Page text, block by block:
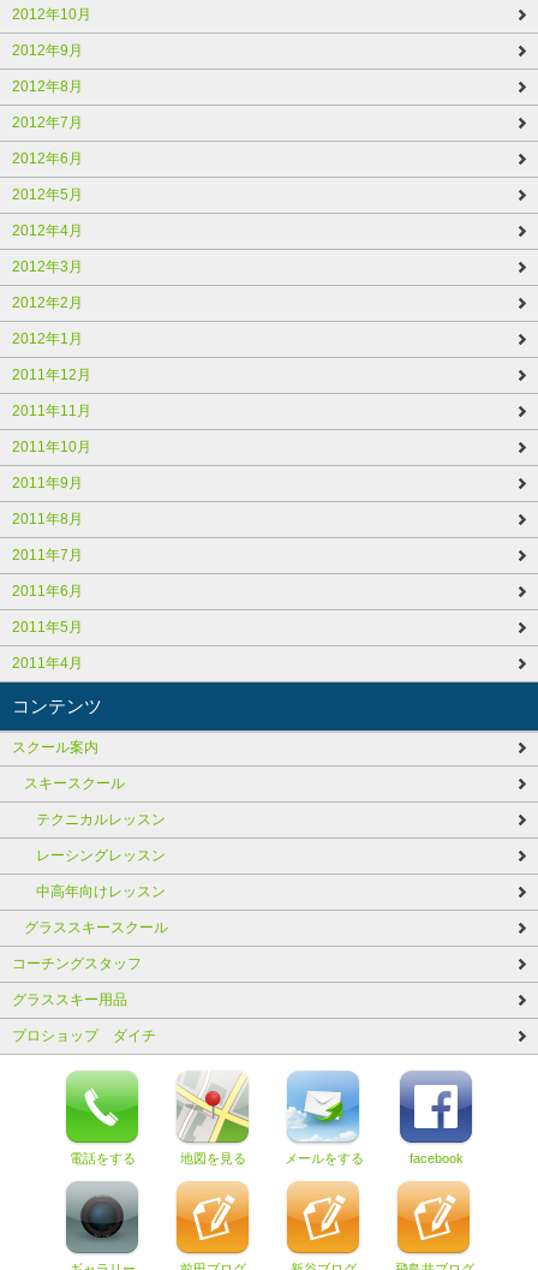
2012年10月
2012年9月
2012年8月
2012年7月
2012年6月
2012年5月
2012年4月
2012年3月
2012年2月
2012年1月
2011年12月
2011年11月
2011年10月
2011年9月
2011年8月
2011年7月
2011年6月
2011年5月
2011年4月
コンテンツ
スクール案内
スキースクール
テクニカルレッスン
レーシングレッスン
中高年向けレッスン
グラススキースクール
コーチングスタッフ
グラススキー用品
プロショップ ダイチ
電話をする 地図を見る メールをする facebook